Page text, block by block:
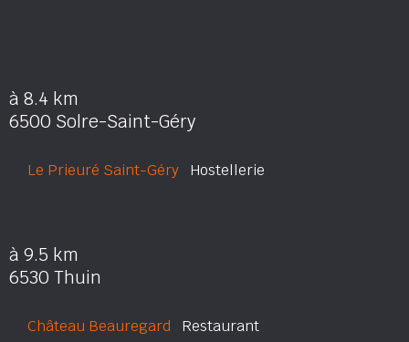
à 8.4 km
6500 Solre-Saint-Géry
Le Prieuré Saint-Géry Hostellerie
à 9.5 km
6530 Thuin
Château Beauregard Restaurant